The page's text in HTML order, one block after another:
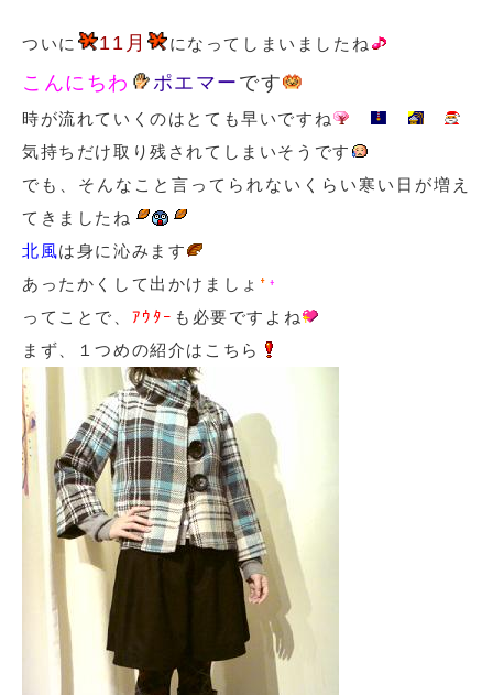
ついに 11月 になってしまいましたね
こんにちわ ポエマー です
時が流れていくのはとても早いですね
気持ちだけ取り残されてしまいそうです
でも、そんなこと言ってられないくらい寒い日が増え
てきましたね
北風は身に沁みます
あったかくして出かけましょ
ってことで、 ｱｳﾀｰ も必要ですよね
まず、１つめの紹介はこちら